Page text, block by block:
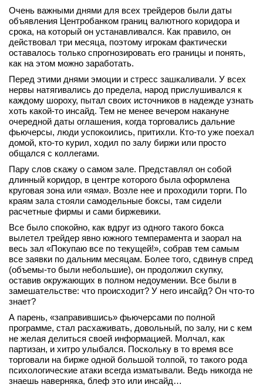
Стать автором
Вход
Очень важными днями для всех трейдеров были даты
объявления Центробанком границ валютного коридора и
срока, на который он устанавливался. Как правило, он
действовал три месяца, поэтому игрокам фактически
оставалось только спрогнозировать его границы и понять,
как на этом можно заработать.
Перед этими днями эмоции и стресс зашкаливали. У всех
нервы натягивались до предела, народ прислушивался к
каждому шороху, пытал своих источников в надежде узнать
хоть какой-то инсайд. Тем не менее вечером накануне
очередной даты оглашения, когда торговались дальние
фьючерсы, люди успокоились, притихли. Кто-то уже поехал
домой, кто-то курил, ходил по залу биржи или просто
общался с коллегами.
Пару слов скажу о самом зале. Представлял он собой
длинный коридор, в центре которого была оформлена
круговая зона или «яма». Возле нее и проходили торги. По
краям зала стояли самодельные боксы, там сидели
расчетные фирмы и сами биржевики.
Все было спокойно, как вдруг из одного такого бокса
вылетел трейдер явно южного темперамента и заорал на
весь зал «Покупаю все по текущей!», собрав тем самым
все заявки по дальним месяцам. Более того, сдвинув спред
(объемы-то были небольшие), он продолжил скупку,
оставив окружающих в полном недоумении. Все были в
замешательстве: что происходит? У него инсайд? Он что-то
знает?
А парень, «заправившись» фьючерсами по полной
программе, стал расхаживать, довольный, по залу, ни с кем
не желая делиться своей информацией. Молчал, как
партизан, и хитро улыбался. Поскольку в то время все
торговали на бирже одной большой толпой, то такого рода
психологические атаки всегда изматывали. Ведь никогда не
знаешь наверняка, блеф это или инсайд…